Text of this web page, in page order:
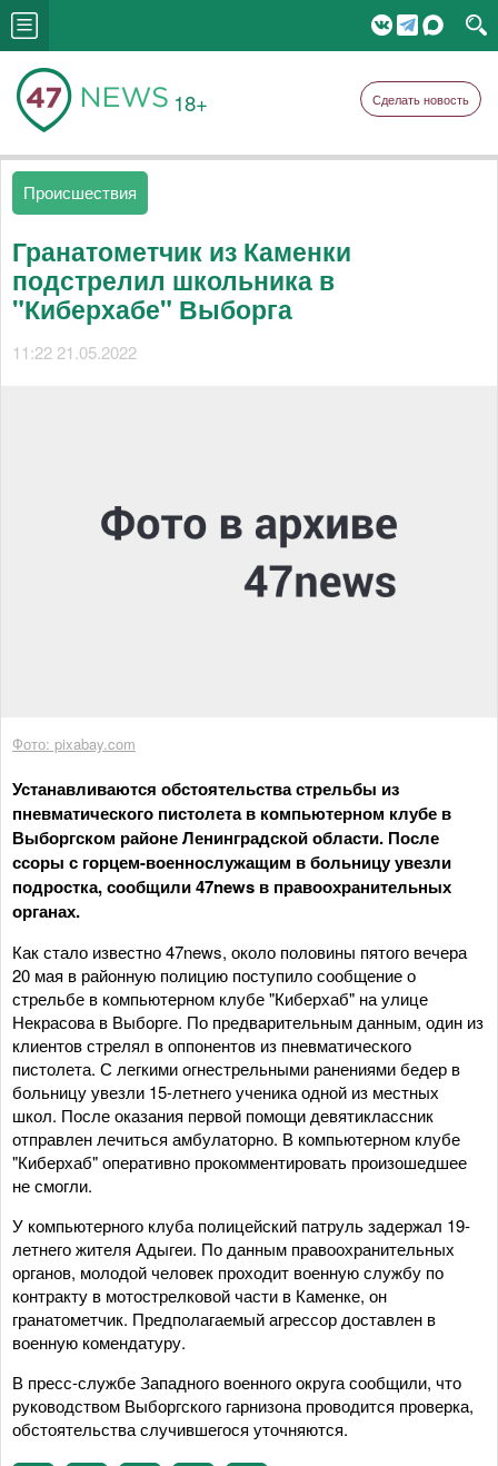
18+ Сделать новость
Происшествия
Гранатометчик из Каменки
подстрелил школьника в
"Киберхабе" Выборга
11:22 21.05.2022
Фото: pixabay.com
Устанавливаются обстоятельства стрельбы из
пневматического пистолета в компьютерном клубе в
Выборгском районе Ленинградской области. После
ссоры с горцем-военнослужащим в больницу увезли
подростка, сообщили 47news в правоохранительных
органах.
Как стало известно 47news, около половины пятого вечера
20 мая в районную полицию поступило сообщение о
стрельбе в компьютерном клубе "Киберхаб" на улице
Некрасова в Выборге. По предварительным данным, один из
клиентов стрелял в оппонентов из пневматического
пистолета. С легкими огнестрельными ранениями бедер в
больницу увезли 15-летнего ученика одной из местных
школ. После оказания первой помощи девятиклассник
отправлен лечиться амбулаторно. В компьютерном клубе
"Киберхаб" оперативно прокомментировать произошедшее
не смогли.
У компьютерного клуба полицейский патруль задержал 19-
летнего жителя Адыгеи. По данным правоохранительных
органов, молодой человек проходит военную службу по
контракту в мотострелковой части в Каменке, он
гранатометчик. Предполагаемый агрессор доставлен в
военную комендатуру.
В пресс-службе Западного военного округа сообщили, что
руководством Выборгского гарнизона проводится проверка,
обстоятельства случившегося уточняются.